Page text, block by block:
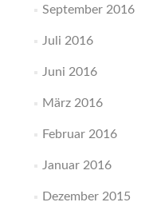
September 2016
Juli 2016
Juni 2016
März 2016
Februar 2016
Januar 2016
Dezember 2015